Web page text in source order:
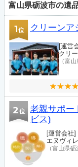
富山県砺波市の遺
1位 クリーンア
[運営
クリ
（富
2位
老親サポー
ビス)
[運営会社]
エヌヴィ
（富山県